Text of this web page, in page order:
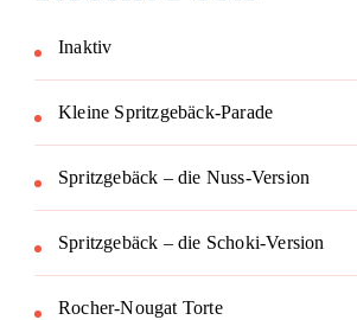
Inaktiv
Kleine Spritzgebäck-Parade
Spritzgebäck – die Nuss-Version
Spritzgebäck – die Schoki-Version
Rocher-Nougat Torte